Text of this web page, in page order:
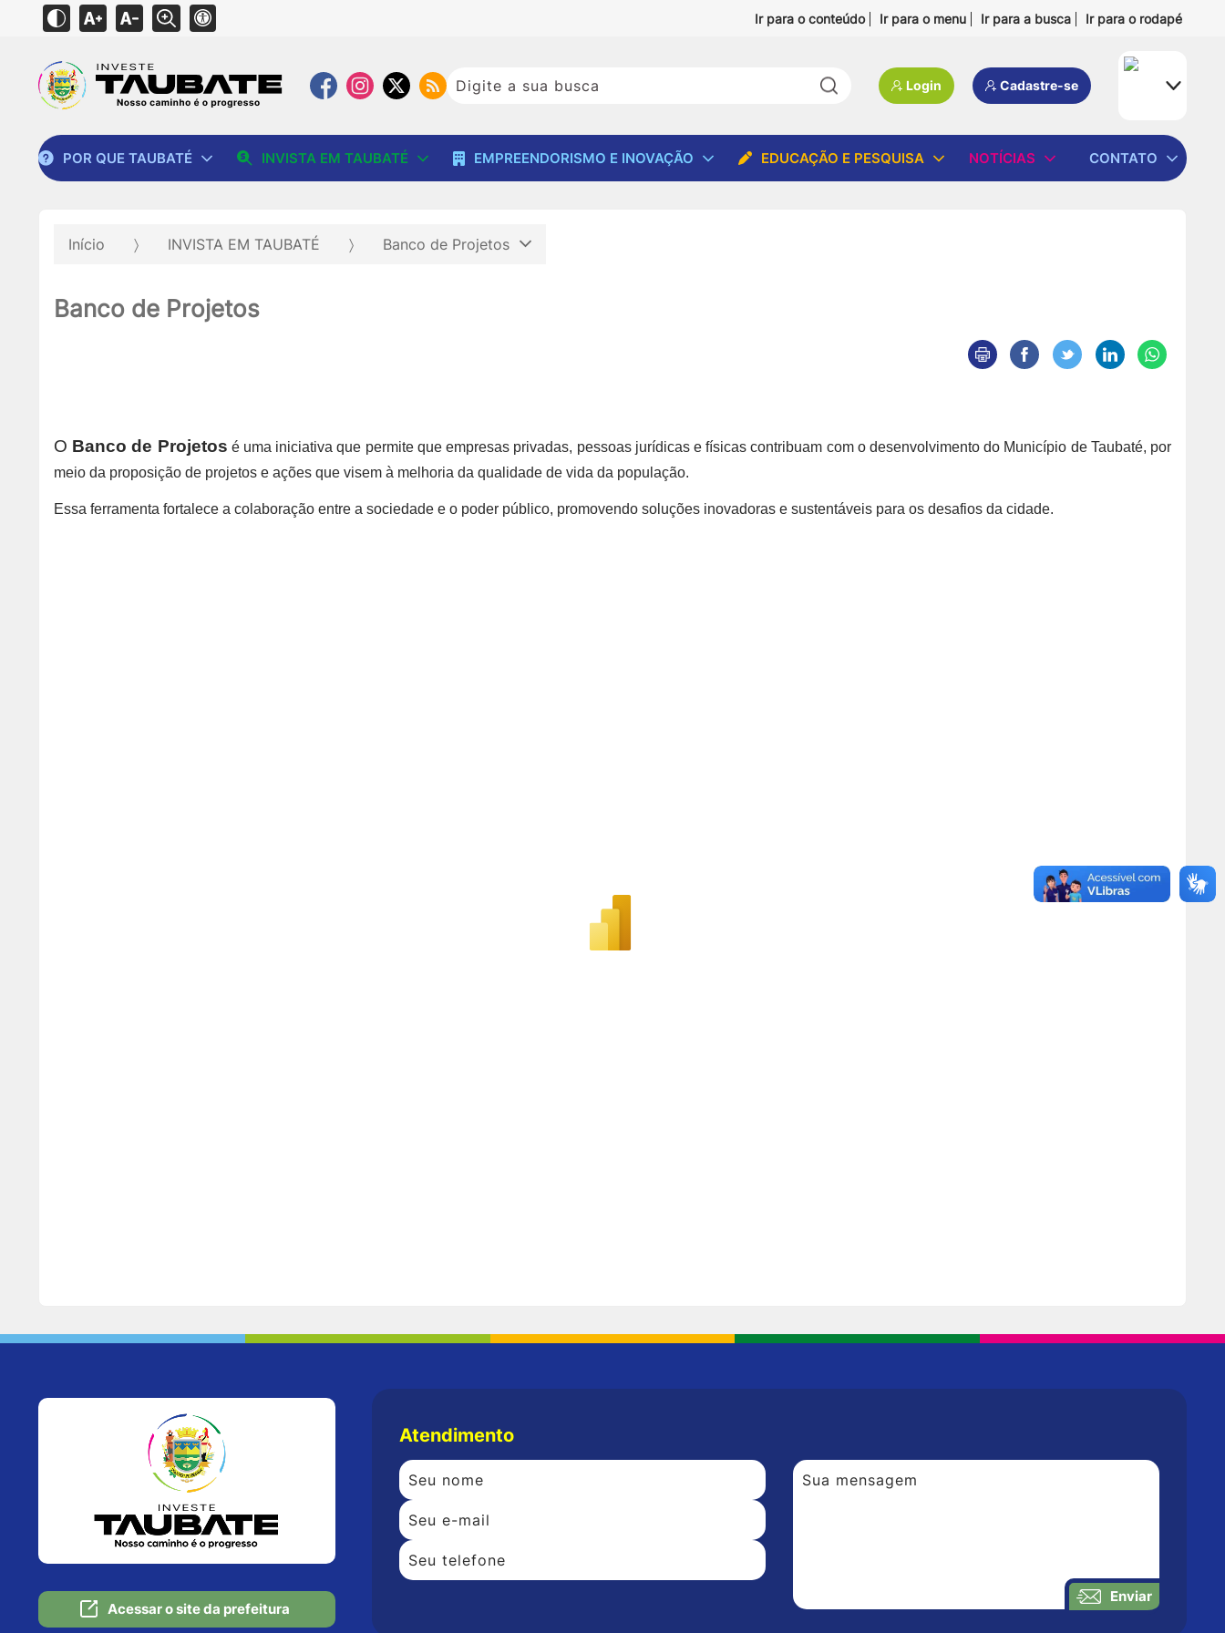
Ir para o conteúdo Ir para o menu Ir para a busca Ir para o rodapé
Pesquisar:Login Cadastre-se
POR QUE TAUBATÉ INVISTA EM TAUBATÉ EMPREENDORISMO E INOVAÇÃO EDUCAÇÃO E PESQUISA NOTÍCIAS CONTATO
Início INVISTA EM TAUBATÉ Banco de Projetos
Banco de Projetos
O Banco de Projetos é uma iniciativa que permite que empresas privadas, pessoas jurídicas e físicas contribuam com o desenvolvimento do Município de Taubaté, por
meio da proposição de projetos e ações que visem à melhoria da qualidade de vida da população.
Essa ferramenta fortalece a colaboração entre a sociedade e o poder público, promovendo soluções inovadoras e sustentáveis para os desafios da cidade.
Acessar o site da prefeitura
Atendimento
Enviar